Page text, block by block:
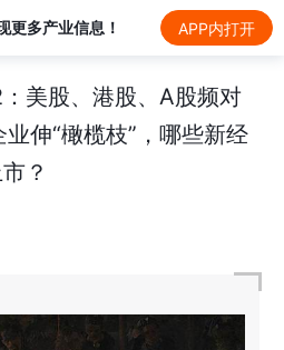
更多产业信息！ APP内打开
美股、港股、A股频对
伸“橄榄枝”，哪些新经
？